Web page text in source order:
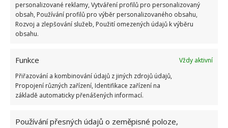
personalizované reklamy, Vytváření profilů pro personalizovaný
obsah, Používání profilů pro výběr personalizovaného obsahu,
Rozvoj a zlepšování služeb, Použití omezených údajů k výběru
obsahu.
Funkce
Vždy aktivní
Přiřazování a kombinování údajů z jiných zdrojů údajů,
Propojení různých zařízení, Identifikace zařízení na
základě automaticky přenášených informací.
Používání přesných údajů o zeměpisné poloze,
Maliníky, které začaly plodit spíš až na konci
července a v srpnu, a teď v září si vytvářejí nová
květenství a zanedlouho
na jaře. Na BydlímeÚtulně jsme také psali o tom, jak
na podzim pečovat o borůvkové keře.